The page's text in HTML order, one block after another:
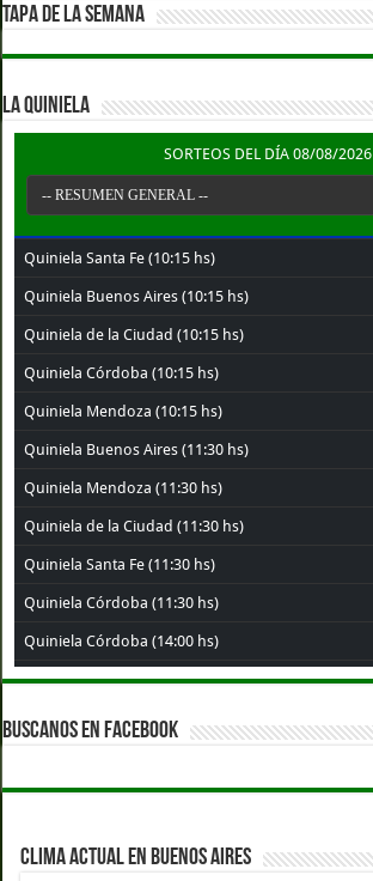
TAPA DE LA SEMANA
LA QUINIELA
SORTEOS DEL DÍA 08/08/2026
Quiniela Santa Fe (10:15 hs)
Quiniela Buenos Aires (10:15 hs)
Quiniela de la Ciudad (10:15 hs)
Quiniela Córdoba (10:15 hs)
Quiniela Mendoza (10:15 hs)
Quiniela Buenos Aires (11:30 hs)
Quiniela Mendoza (11:30 hs)
Quiniela de la Ciudad (11:30 hs)
Quiniela Santa Fe (11:30 hs)
Quiniela Córdoba (11:30 hs)
Quiniela Córdoba (14:00 hs)
Quiniela Santa Fe (14:00 hs)
Quiniela Buenos Aires (14:00 hs)
Quiniela Mendoza (14:00 hs)
BUSCANOS EN FACEBOOK
CLIMA ACTUAL EN BUENOS AIRES